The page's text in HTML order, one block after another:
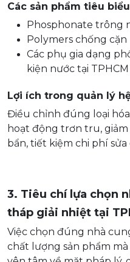
Các sản phẩm tiêu biểu
Phosphonate trông
Polymers chống cặn
Các phụ gia dạng
kiện nước tại TPHCM
Lợi ích trong quản lý
Điều chỉnh đúng loại
hoạt động trơn tru,
bẩn, tiết kiệm chi phí
3. Tiêu chí lựa chọn
tháp giải nhiệt tại
Việc chọn đúng nhà
chất lượng sản phẩm